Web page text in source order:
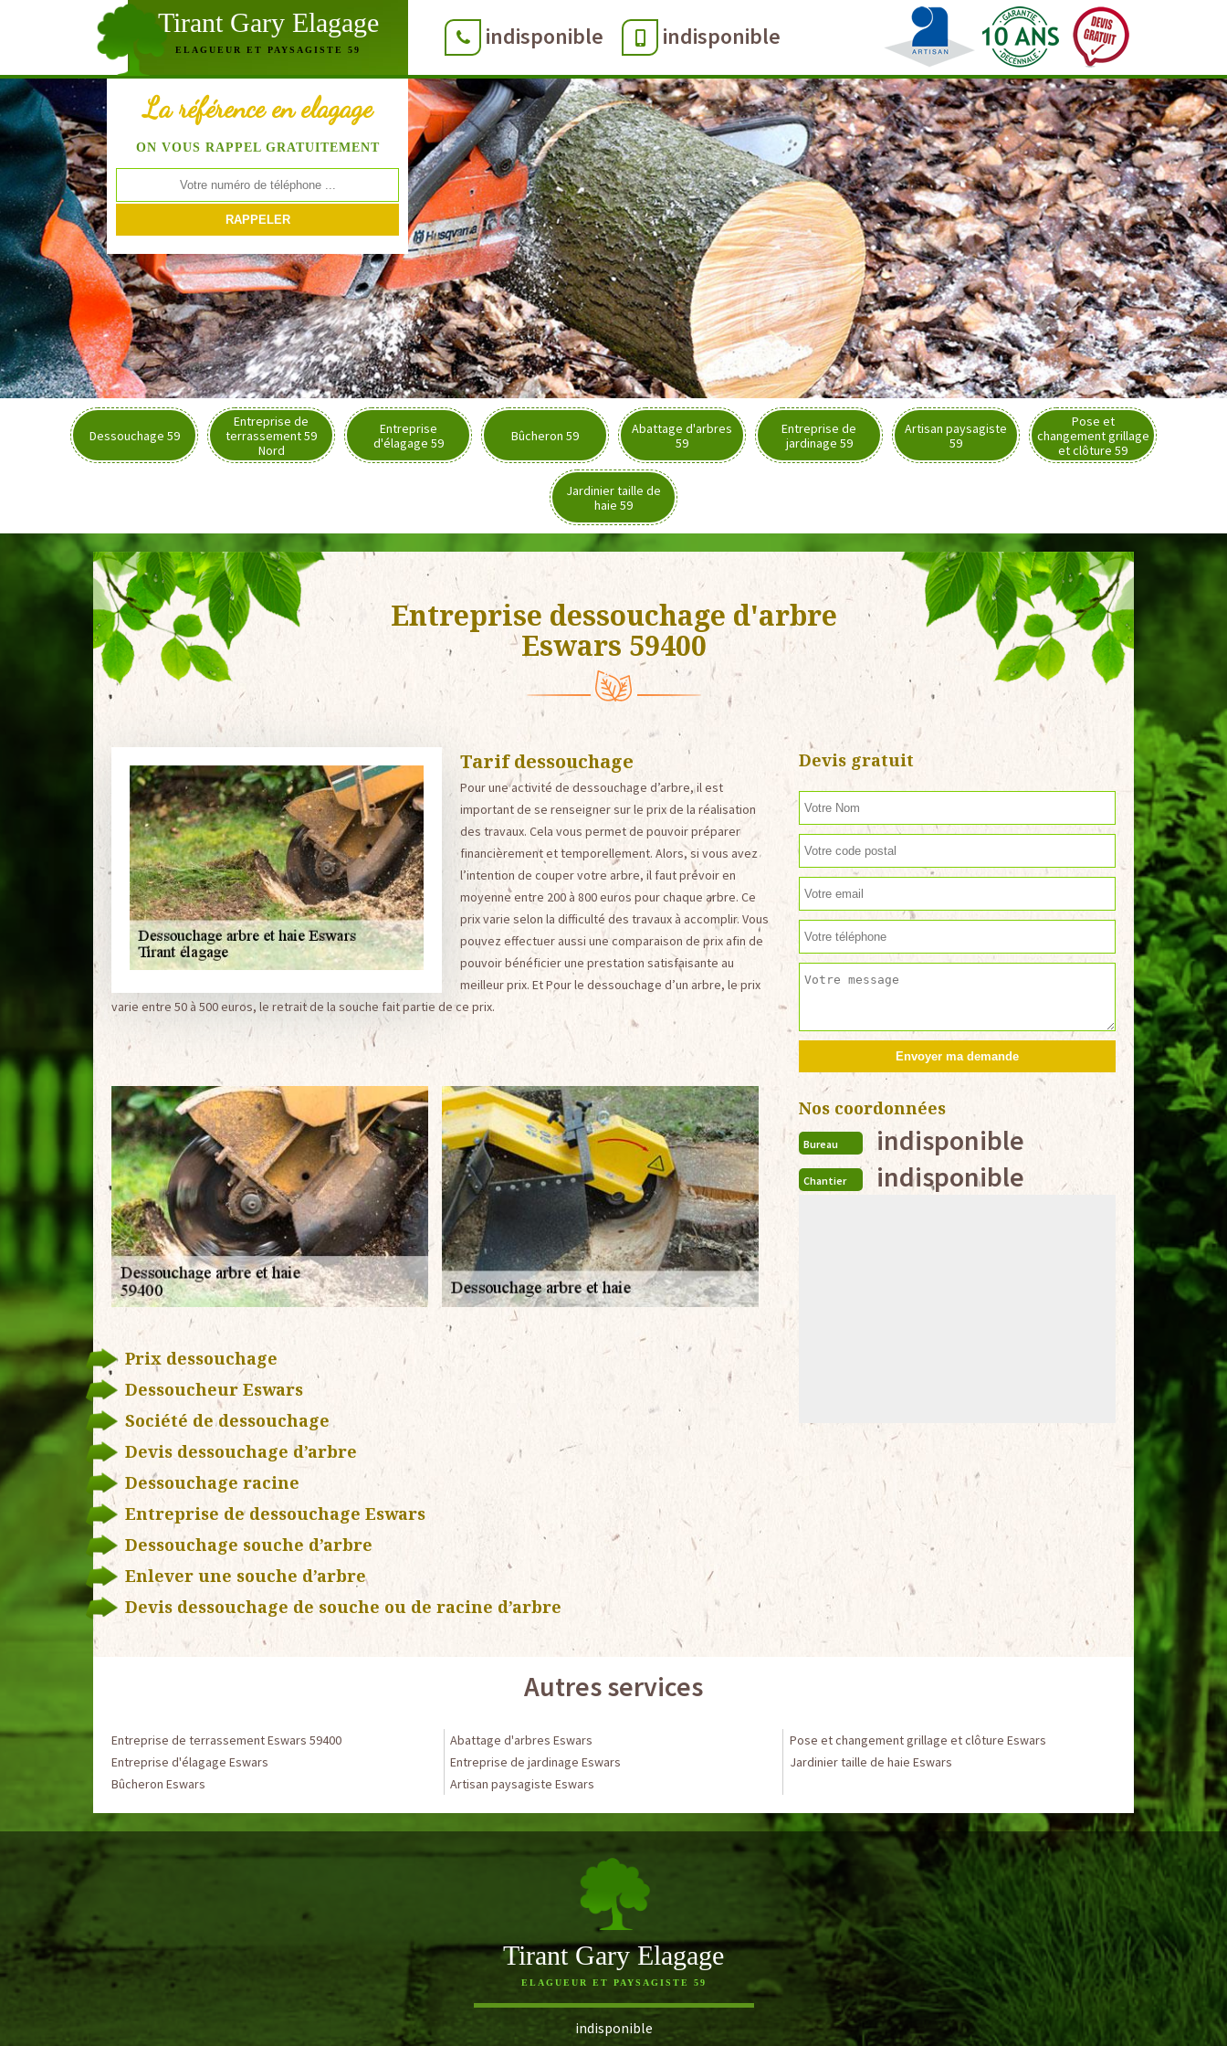
Tirant Gary Elagage
ELAGUEUR ET PAYSAGISTE 59 indisponible indisponible
La référence en elagage
ON VOUS RAPPEL GRATUITEMENT
Dessouchage 59
Entreprise de
terrassement 59
Nord
Entreprise
d'élagage 59
Bûcheron 59
Abattage d'arbres
59
Entreprise de
jardinage 59
Artisan paysagiste
59
Pose et
changement grillage
et clôture 59
Jardinier taille de
haie 59
Entreprise dessouchage d'arbre
Eswars 59400
Tarif dessouchage
Pour une activité de dessouchage d’arbre, il est
important de se renseigner sur le prix de la réalisation
des travaux. Cela vous permet de pouvoir préparer
financièrement et temporellement. Alors, si vous avez
l’intention de couper votre arbre, il faut prévoir en
moyenne entre 200 à 800 euros pour chaque arbre. Ce
prix varie selon la difficulté des travaux à accomplir. Vous
pouvez effectuer aussi une comparaison de prix afin de
pouvoir bénéficier une prestation satisfaisante au
meilleur prix. Et Pour le dessouchage d’un arbre, le prix
varie entre 50 à 500 euros, le retrait de la souche fait partie de ce prix.
Prix dessouchage
Dessoucheur Eswars
Société de dessouchage
Devis dessouchage d’arbre
Dessouchage racine
Entreprise de dessouchage Eswars
Dessouchage souche d’arbre
Enlever une souche d’arbre
Devis dessouchage de souche ou de racine d’arbre
Devis gratuit
Nos coordonnées
Bureau indisponible
Chantier indisponible
Autres services
Entreprise de terrassement Eswars 59400
Entreprise d'élagage Eswars
Bûcheron Eswars
Abattage d'arbres Eswars
Entreprise de jardinage Eswars
Artisan paysagiste Eswars
Pose et changement grillage et clôture Eswars
Jardinier taille de haie Eswars
Tirant Gary Elagage
ELAGUEUR ET PAYSAGISTE 59
indisponible